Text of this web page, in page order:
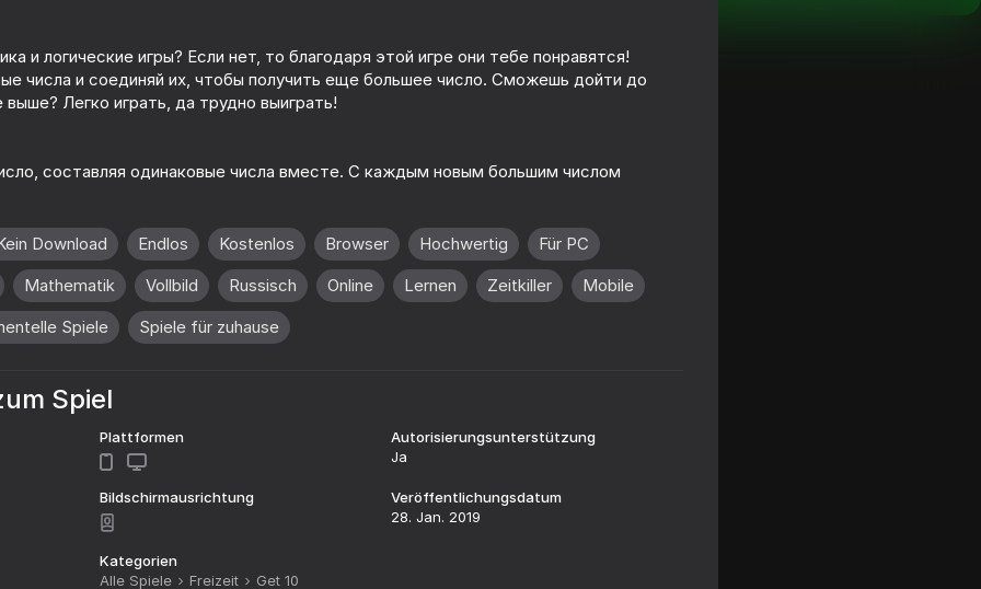
Space Eater: Evolution
и логические игры? Если нет, то благодаря этой игре они тебе понравятся!
числа и соединяй их, чтобы получить еще большее число. Сможешь дойти до
Легко играть, да трудно выиграть!
составляя одинаковые числа вместе. С каждым новым большим числом
Download Endlos Kostenlos Browser Hochwertig
Für PC
Mathematik Vollbild Russisch Online Lernen Zeitkiller
Mobile
Spiele Spiele für zuhause
Spiel
Plattformen
Autorisierungsunterstützung
Ja
Bildschirmausrichtung
Veröffentlichungsdatum
28. Jan. 2019
Kategorien
Alle Spiele
Freizeit Get 10